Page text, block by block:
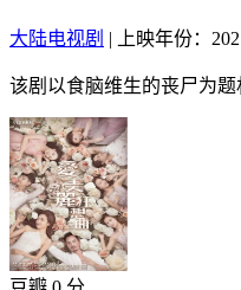
大陆电视剧 | 上映年份：
该剧以食脑维生的丧尸为